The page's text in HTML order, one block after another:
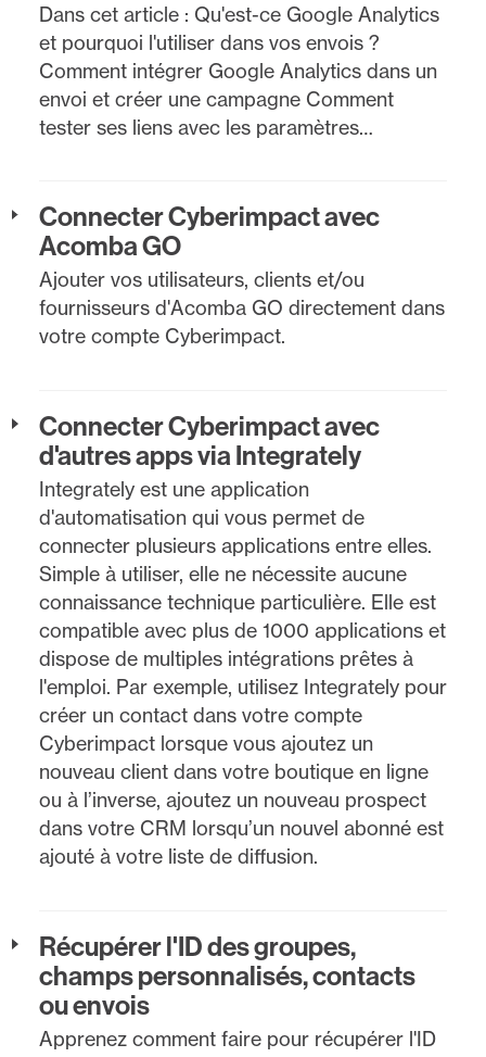
Dans cet article : Qu'est-ce Google Analytics
et pourquoi l'utiliser dans vos envois ?
Comment intégrer Google Analytics dans un
envoi et créer une campagne Comment
tester ses liens avec les paramètres…
Connecter Cyberimpact avec
Acomba GO
Ajouter vos utilisateurs, clients et/ou
fournisseurs d'Acomba GO directement dans
votre compte Cyberimpact.
Connecter Cyberimpact avec
d'autres apps via Integrately
Integrately est une application
d'automatisation qui vous permet de
connecter plusieurs applications entre elles.
Simple à utiliser, elle ne nécessite aucune
connaissance technique particulière. Elle est
compatible avec plus de 1000 applications et
dispose de multiples intégrations prêtes à
l'emploi. Par exemple, utilisez Integrately pour
créer un contact dans votre compte
Cyberimpact lorsque vous ajoutez un
nouveau client dans votre boutique en ligne
ou à l’inverse, ajoutez un nouveau prospect
dans votre CRM lorsqu’un nouvel abonné est
ajouté à votre liste de diffusion.
Récupérer l'ID des groupes,
champs personnalisés, contacts
ou envois
Apprenez comment faire pour récupérer l'ID